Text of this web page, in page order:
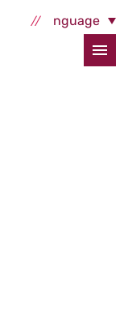
Select Language